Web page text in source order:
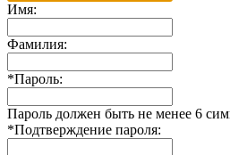
Имя:
Фамилия:
*Пароль:
Пароль должен быть не менее 6
*Подтверждение пароля: